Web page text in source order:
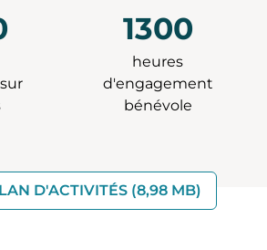
1300
heures
d'engagement
bénévole
D'ACTIVITÉS (8,98 MB)